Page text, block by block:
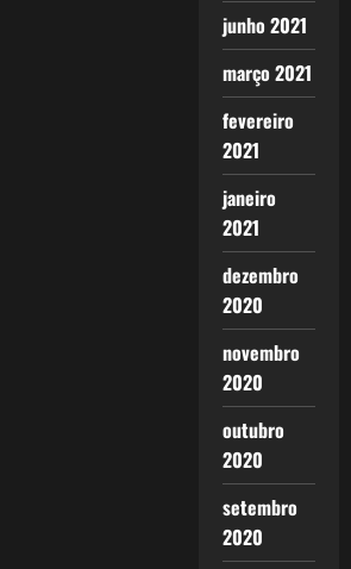
junho 2021
março 2021
fevereiro
2021
janeiro
2021
dezembro
2020
novembro
2020
outubro
2020
setembro
2020